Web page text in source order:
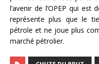
l’avenir de l’OPEP qui est
représente plus que le
pétrole et ne joue plus
marché pétrolier.